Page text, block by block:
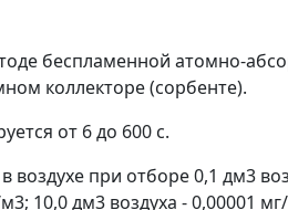
беспламенной атомно-
коллекторе (сорбенте).
от 6 до 600 с.
воздухе при отборе 0,1 дм3
3; 10,0 дм3 воздуха - 0,00001